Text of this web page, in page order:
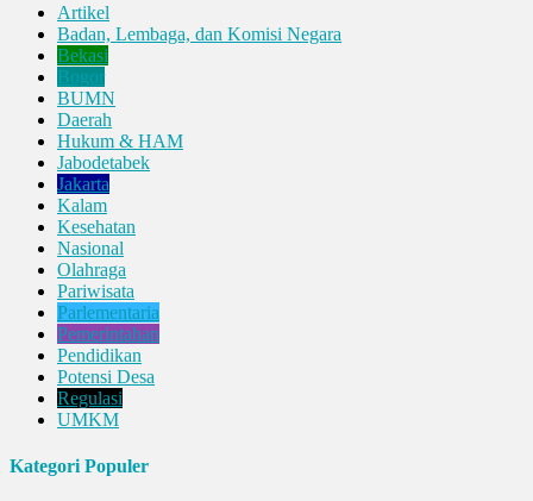
Artikel
Badan, Lembaga, dan Komisi Negara
Bekasi
Bogor
BUMN
Daerah
Hukum & HAM
Jabodetabek
Jakarta
Kalam
Kesehatan
Nasional
Olahraga
Pariwisata
Parlementaria
Pemerintahan
Pendidikan
Potensi Desa
Regulasi
UMKM
Kategori Populer